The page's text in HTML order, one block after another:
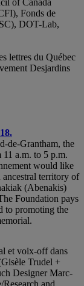
Fonds de
DOT-Lab,
lettres du Québec
Desjardins
de-Grantham, the
11 a.m. to 5 p.m.
would like
ancestral territory of
(Abenakis)
Foundation pays
to promoting the
et voix-off dans
Trudel +
Designer Marc-
Research and